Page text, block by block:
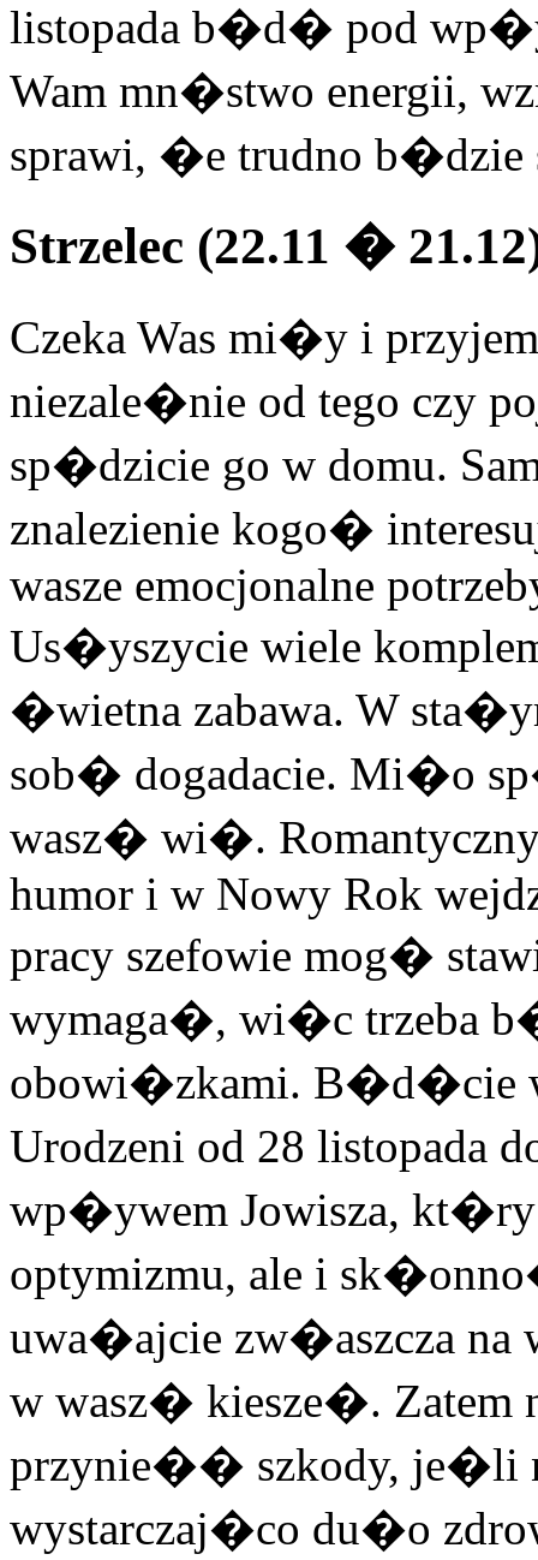
listopada b�d� pod
Wam mn�stwo energii,
sprawi, �e trudno
Strzelec (22.11 �
Czeka Was mi�y i
niezale�nie od tego czy
sp�dzicie go w domu.
znalezienie kogo�
wasze emocjonalne
Us�yszycie wiele
�wietna zabawa. W
sob� dogadacie. Mi�o
wasz� wi�.
humor i w Nowy Rok
pracy szefowie mog�
wymaga�, wi�c trzeba
obowi�zkami. B�d�cie
Urodzeni od 28 listopada
wp�ywem Jowisza,
optymizmu, ale i
uwa�ajcie zw�aszcza
w wasz� kiesze�. Zatem
przynie�� szkody, je�li
wystarczaj�co du�o